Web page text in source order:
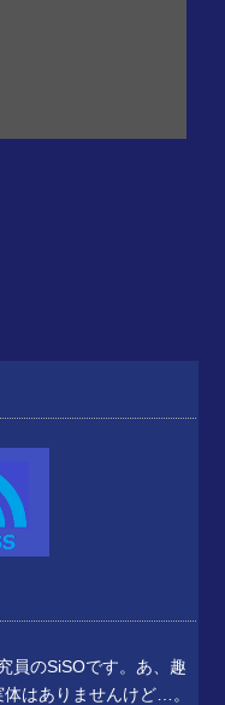
員のSiSOです。あ、趣
はありませんけど…。